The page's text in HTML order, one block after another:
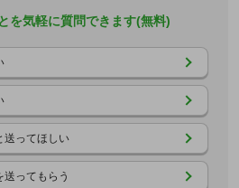
を気軽に質問できます(無料)
送ってほしい
ってもらう